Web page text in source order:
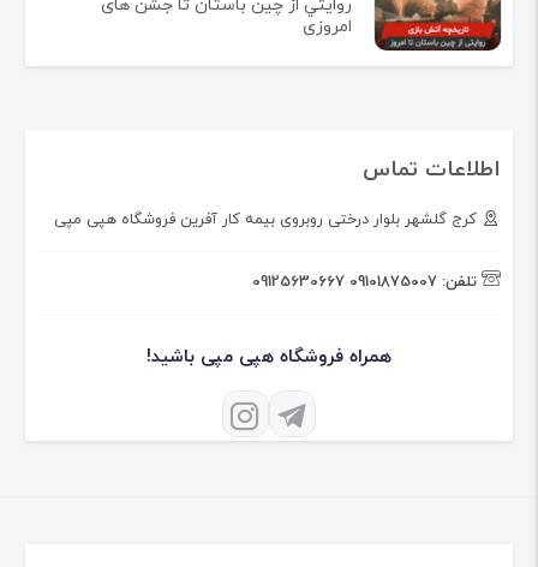
روايتي از چين باستان تا جشن های
امروزی
اطلاعات تماس
کرج گلشهر بلوار درختی روبروی بیمه کار آفرین فروشگاه هپی مپی
تلفن: 09101875007
09125630667
همراه فروشگاه هپی مپی باشید!